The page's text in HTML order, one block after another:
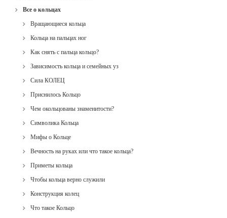
Все о кольцах
Вращающиеся кольца
Кольца на пальцах ног
Как снять с пальца кольцо?
Зависимость кольца и семейных уз
Сила КОЛЕЦ
Приснилось Кольцо
Чем окольцованы знаменитости?
Символика Кольца
Мифы о Кольце
Вечность на руках или что такое кольца?
Приметы кольца
Чтобы кольца верно служили
Конструкция колец
Что такое Кольцо